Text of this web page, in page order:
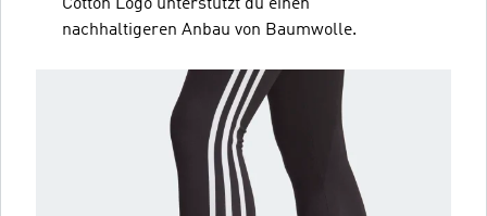
Cotton Logo unterstützt du einen
nachhaltigeren Anbau von Baumwolle.